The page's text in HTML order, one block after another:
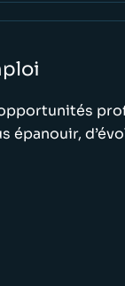
épanouir,